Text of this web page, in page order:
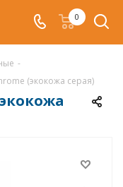
0
-
(экокожа серая)